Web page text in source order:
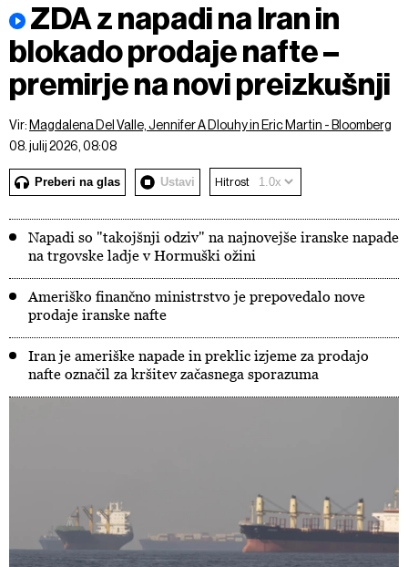
ZDA z napadi na Iran in
blokado prodaje nafte –
premirje na novi preizkušnji
Vir: Magdalena Del Valle, Jennifer A Dlouhy in Eric Martin - Bloomberg
08. julij 2026, 08:08
Preberi na glas Ustavi Hitrost
Napadi so "takojšnji odziv" na najnovejše iranske napade
na trgovske ladje v Hormuški ožini
Ameriško finančno ministrstvo je prepovedalo nove
prodaje iranske nafte
Iran je ameriške napade in preklic izjeme za prodajo
nafte označil za kršitev začasnega sporazuma